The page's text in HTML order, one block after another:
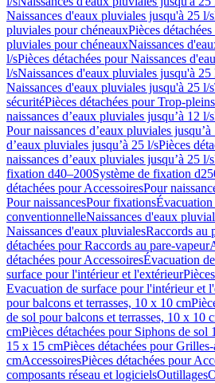
Naissances d'eaux pluviales jusqu'à 25 l/s
pluviales pour chéneauxPièces
pluviales pour chéneauxNaissances
l/sPièces détachées pour Naissances
l/sNaissances d'eaux pluviales jusqu'à 25
Naissances d'eaux pluviales jusqu'à 25 l/s
sécuritéPièces détachées pour Trop-
naissances d’eaux pluviales jusqu’à 12 l/s
Pour naissances d’eaux pluviales jusqu’à
d’eaux pluviales jusqu’à 25 l/sPièces
naissances d’eaux pluviales jusqu’à 25 l/s
fixation d40–200Système de fixation
détachées pour AccessoiresPour
Pour naissancesPour fixationsÉvacuation
conventionnelleNaissances d'eaux
Naissances d'eaux pluvialesRaccords au
détachées pour Raccords au pare-vapeur
détachées pour AccessoiresÉvacuation
surface pour l'intérieur et l'extérieur
Evacuation de surface pour l'intérieur et
pour balcons et terrasses, 10 x 10 cm
de sol pour balcons et terrasses, 10 x 10
cmPièces détachées pour Siphons de sol
15 x 15 cmPièces détachées pour
cmAccessoiresPièces détachées pour
composants réseau et logicielsOutillages